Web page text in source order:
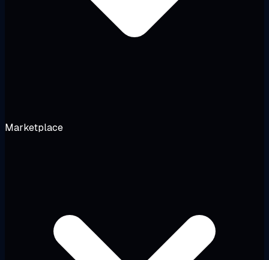
Marketplace